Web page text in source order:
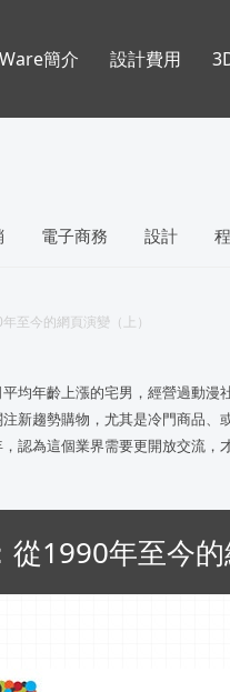
電子商務 設計
至今的網頁演變（上）
均年齡上漲的宅男，經營過動漫
新趨勢購物，尤其是冷門商品、
認為這個業界需要更開放交流，
1990年至今的